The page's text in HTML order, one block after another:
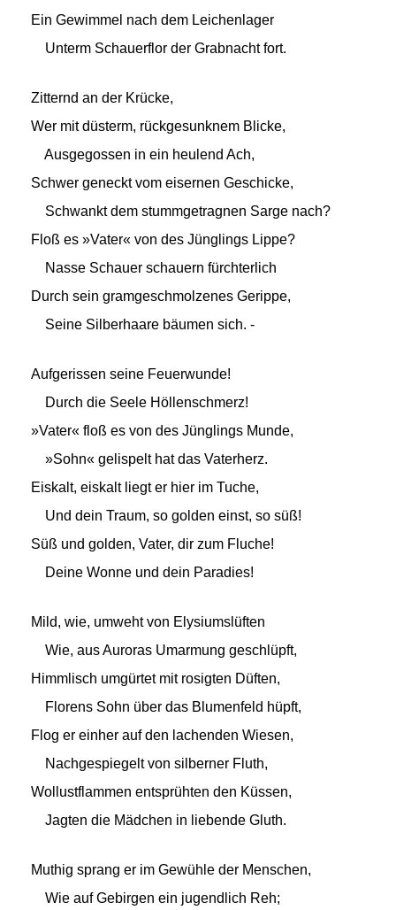
Ein Gewimmel nach dem Leichenlager
Unterm Schauerflor der Grabnacht fort.
Zitternd an der Krücke,
Wer mit düsterm, rückgesunknem Blicke,
Ausgegossen in ein heulend Ach,
Schwer geneckt vom eisernen Geschicke,
Schwankt dem stummgetragnen Sarge nach?
Floß es »Vater« von des Jünglings Lippe?
Nasse Schauer schauern fürchterlich
Durch sein gramgeschmolzenes Gerippe,
Seine Silberhaare bäumen sich. -
Aufgerissen seine Feuerwunde!
Durch die Seele Höllenschmerz!
»Vater« floß es von des Jünglings Munde,
»Sohn« gelispelt hat das Vaterherz.
Eiskalt, eiskalt liegt er hier im Tuche,
Und dein Traum, so golden einst, so süß!
Süß und golden, Vater, dir zum Fluche!
Deine Wonne und dein Paradies!
Mild, wie, umweht von Elysiumslüften
Wie, aus Auroras Umarmung geschlüpft,
Himmlisch umgürtet mit rosigten Düften,
Florens Sohn über das Blumenfeld hüpft,
Flog er einher auf den lachenden Wiesen,
Nachgespiegelt von silberner Fluth,
Wollustflammen entsprühten den Küssen,
Jagten die Mädchen in liebende Gluth.
Muthig sprang er im Gewühle der Menschen,
Wie auf Gebirgen ein jugendlich Reh;